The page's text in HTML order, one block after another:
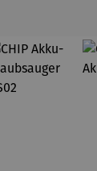
dir zu
Hause. Wir
mögen's